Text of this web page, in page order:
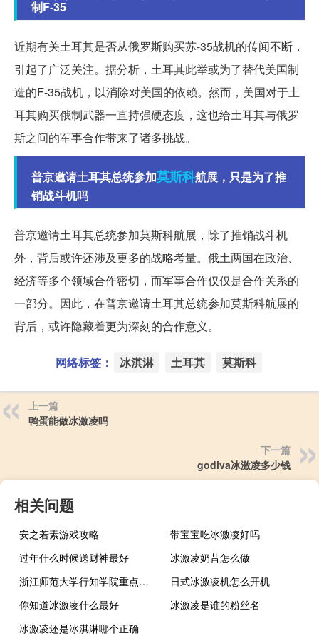
制F-35
近期有关土耳其是否从俄罗斯购买苏-35战机的传闻不断，
引起了广泛关注。据分析，土耳其此举或为了替代美国制
造的F-35战机，以消除对美国的依赖。然而，美国对于土
耳其购买俄制武器一直持强硬态度，这也给土耳其与俄罗
斯之间的军事合作带来了诸多挑战。
普京邀请土耳其总统参加莫斯科航展，只是为了推
销战斗机吗
普京邀请土耳其总统参加莫斯科航展，除了推销战斗机
外，背后或许还涉及更多的战略考量。俄土两国在政治、
经济等多个领域合作密切，而军事合作仅仅是合作关系的
一部分。因此，在普京邀请土耳其总统参加莫斯科航展的
背后，或许隐藏着更为深刻的合作意义。
网络标签： 冰淇淋 土耳其 莫斯科
上一篇
鸭蛋能做冰激凌吗
下一篇
godiva冰激凌多少钱
相关问题
安之若素游戏攻略
带宝宝吃冰激凌好吗
过年什么时候送财神最好
冰激凌奶昔怎么做
浙江师范大学行知学院重点专业有哪些
日式冰激凌机怎么开机
你知道冰激凌什么最好
冰激凌是谁的粉丝名
冰激凌还是冰淇淋哪个正确